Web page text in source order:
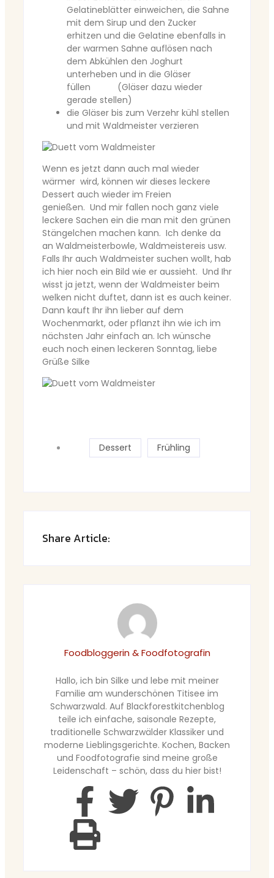
Gelatineblätter einweichen, die Sahne
mit dem Sirup und den Zucker
erhitzen und die Gelatine ebenfalls in
der warmen Sahne auflösen nach
dem Abkühlen den Joghurt
unterheben und in die Gläser
füllen (Gläser dazu wieder
gerade stellen)
die Gläser bis zum Verzehr kühl stellen
und mit Waldmeister verzieren
Wenn es jetzt dann auch mal wieder
wärmer wird, können wir dieses leckere
Dessert auch wieder im Freien
genießen. Und mir fallen noch ganz viele
leckere Sachen ein die man mit den grünen
Stängelchen machen kann. Ich denke da
an Waldmeisterbowle, Waldmeistereis usw.
Falls Ihr auch Waldmeister suchen wollt, hab
ich hier noch ein Bild wie er aussieht. Und Ihr
wisst ja jetzt, wenn der Waldmeister beim
welken nicht duftet, dann ist es auch keiner.
Dann kauft Ihr ihn lieber auf dem
Wochenmarkt, oder pflanzt ihn wie ich im
nächsten Jahr einfach an. Ich wünsche
euch noch einen leckeren Sonntag, liebe
Grüße Silke
Dessert Frühling
Share Article:
Foodbloggerin & Foodfotografin
Hallo, ich bin Silke und lebe mit meiner
Familie am wunderschönen Titisee im
Schwarzwald. Auf Blackforestkitchenblog
teile ich einfache, saisonale Rezepte,
traditionelle Schwarzwälder Klassiker und
moderne Lieblingsgerichte. Kochen, Backen
und Foodfotografie sind meine große
Leidenschaft – schön, dass du hier bist!